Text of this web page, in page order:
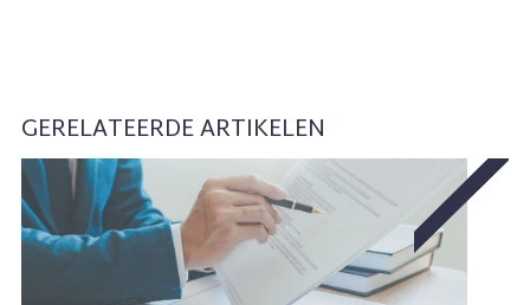
GERELATEERDE ARTIKELEN